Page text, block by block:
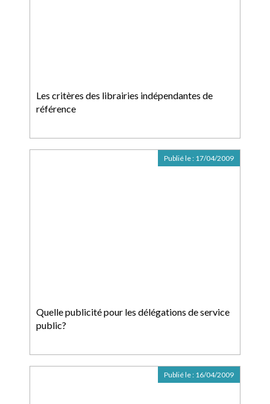
Les critères des librairies indépendantes de
référence
Quelle publicité pour les délégations de service
public?
Publié le : 17/04/2009
Publié le : 16/04/2009